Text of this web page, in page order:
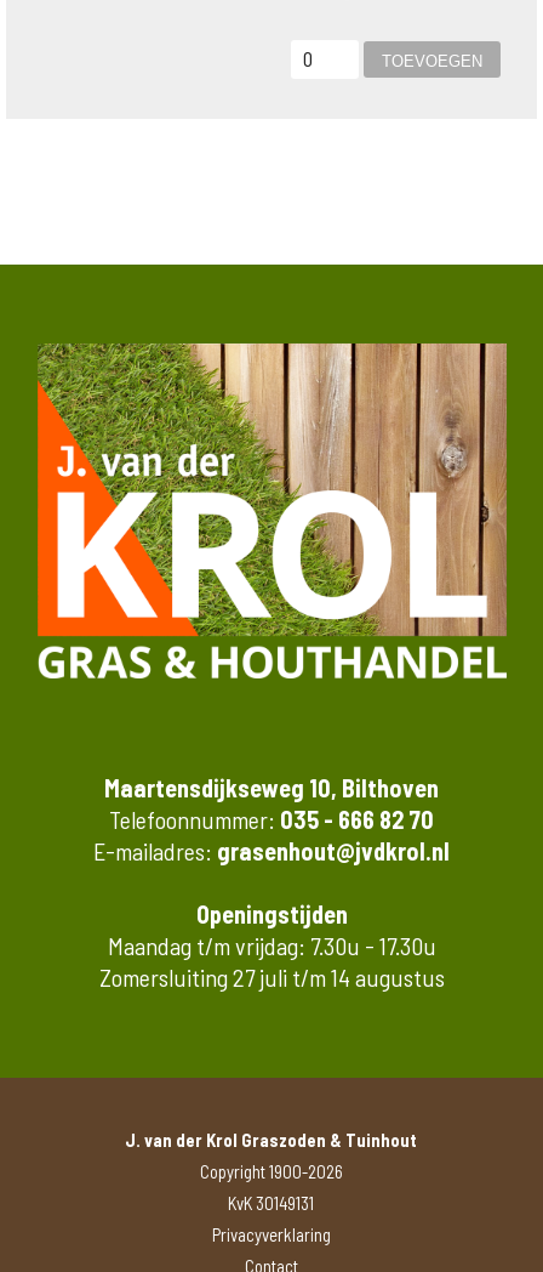
Maartensdijkseweg 10, Bilthoven
Telefoonnummer: 035 - 666 82 70
E-mailadres: grasenhout@jvdkrol.nl
Openingstijden
Maandag t/m vrijdag: 7.30u - 17.30u
Zomersluiting 27 juli t/m 14 augustus
J. van der Krol Graszoden & Tuinhout
Copyright 1900-2026
KvK 30149131
Privacyverklaring
Contact